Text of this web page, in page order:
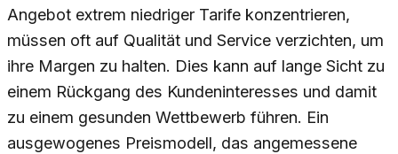
Angebot extrem niedriger Tarife konzentrieren,
müssen oft auf Qualität und Service verzichten, um
ihre Margen zu halten. Dies kann auf lange Sicht zu
einem Rückgang des Kundeninteresses und damit
zu einem gesunden Wettbewerb führen. Ein
ausgewogenes Preismodell, das angemessene